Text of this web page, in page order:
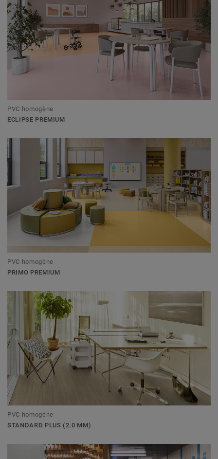
PVC homogène
ECLIPSE PREMIUM
PVC homogène
PRIMO PREMIUM
PVC homogène
STANDARD PLUS (2.0 MM)